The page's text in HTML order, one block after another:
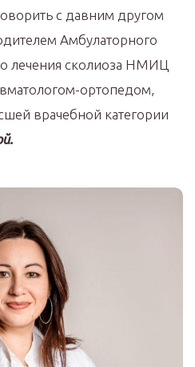
с давним другом
Амбулаторного
лечения сколиоза НМИЦ
ортопедом,
врачебной категории